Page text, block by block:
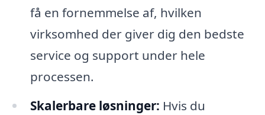
få en fornemmelse af, hvilken
virksomhed der giver dig den bedste
service og support under hele
processen.
Skalerbare løsninger: Hvis du